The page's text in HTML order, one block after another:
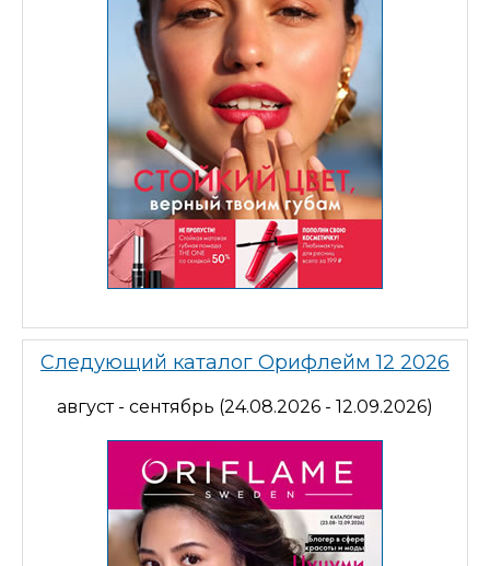
Следующий каталог Орифлейм 12 2026
август - сентябрь (24.08.2026 - 12.09.2026)